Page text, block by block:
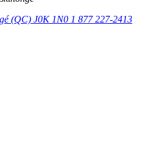
(QC) J0K 1N0 1 877 227-2413